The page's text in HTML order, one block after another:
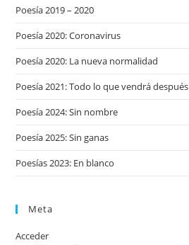
Poesía 2019 – 2020
Poesía 2020: Coronavirus
Poesía 2020: La nueva normalidad
Poesía 2021: Todo lo que vendrá después
Poesía 2024: Sin nombre
Poesía 2025: Sin ganas
Poesías 2023: En blanco
Meta
Acceder